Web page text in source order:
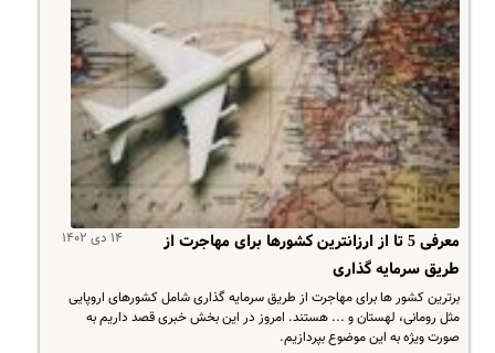
۱۴ دی ۱۴۰۲
معرفی 5 تا از ارزانترین کشورها برای مهاجرت از
طریق سرمایه گذاری
برترین کشور ها برای مهاجرت از طریق سرمایه گذاری شامل کشورهای اروپایی
مثل رومانی، لهستان و ... هستند. امروز در این بخش خبری قصد داریم به
صورت ویژه به این موضوع بپردازیم.